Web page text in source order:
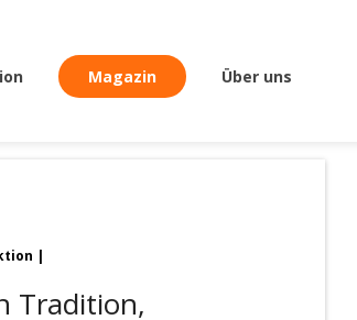
Magazin Über uns
Tradition,